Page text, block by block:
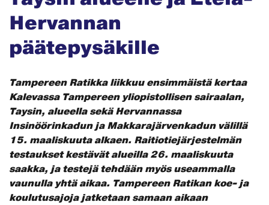
Hervannan
päätepysäkille
Tampereen Ratikka liikkuu ensimmäistä kertaa
Kalevassa Tampereen yliopistollisen sairaalan,
Taysin, alueella sekä Hervannassa
Insinöörinkadun ja Makkarajärvenkadun välillä
15. maaliskuuta alkaen. Raitiotiejärjestelmän
testaukset kestävät alueilla 26. maaliskuuta
saakka, ja testejä tehdään myös useammalla
vaunulla yhtä aikaa. Tampereen Ratikan koe- ja
koulutusajoja jatketaan samaan aikaan